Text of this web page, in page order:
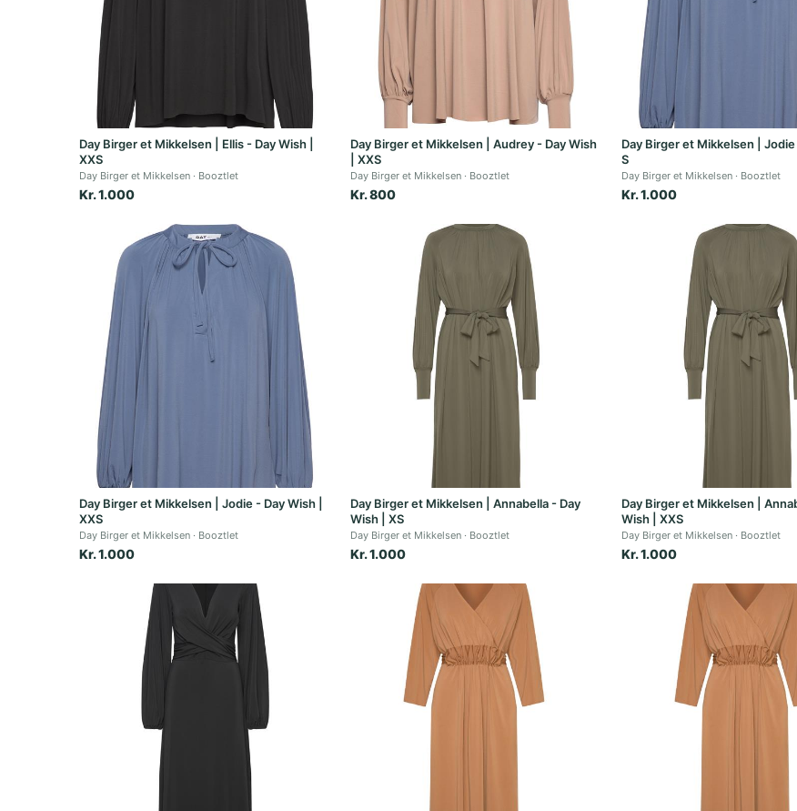
Day Birger et Mikkelsen | Ellis - Day Wish |
XXS
Day Birger et Mikkelsen Booztlet
Kr. 1.000
Day Birger et Mikkelsen | Audrey - Day Wish
| XXS
Day Birger et Mikkelsen Booztlet
Kr. 800
Day Birger et Mikkelsen | Jodie
S
Day Birger et Mikkelsen Booztlet
Kr. 1.000
Day Birger et Mikkelsen | Jodie - Day Wish |
XXS
Day Birger et Mikkelsen Booztlet
Kr. 1.000
Day Birger et Mikkelsen | Annabella - Day
Wish | XS
Day Birger et Mikkelsen Booztlet
Kr. 1.000
Day Birger et Mikkelsen |
Wish | XXS
Day Birger et Mikkelsen Booztlet
Kr. 1.000